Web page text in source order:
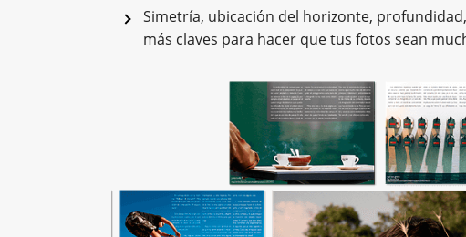
Simetría, ubicación del horizonte,
más claves para hacer que tus fotos sean